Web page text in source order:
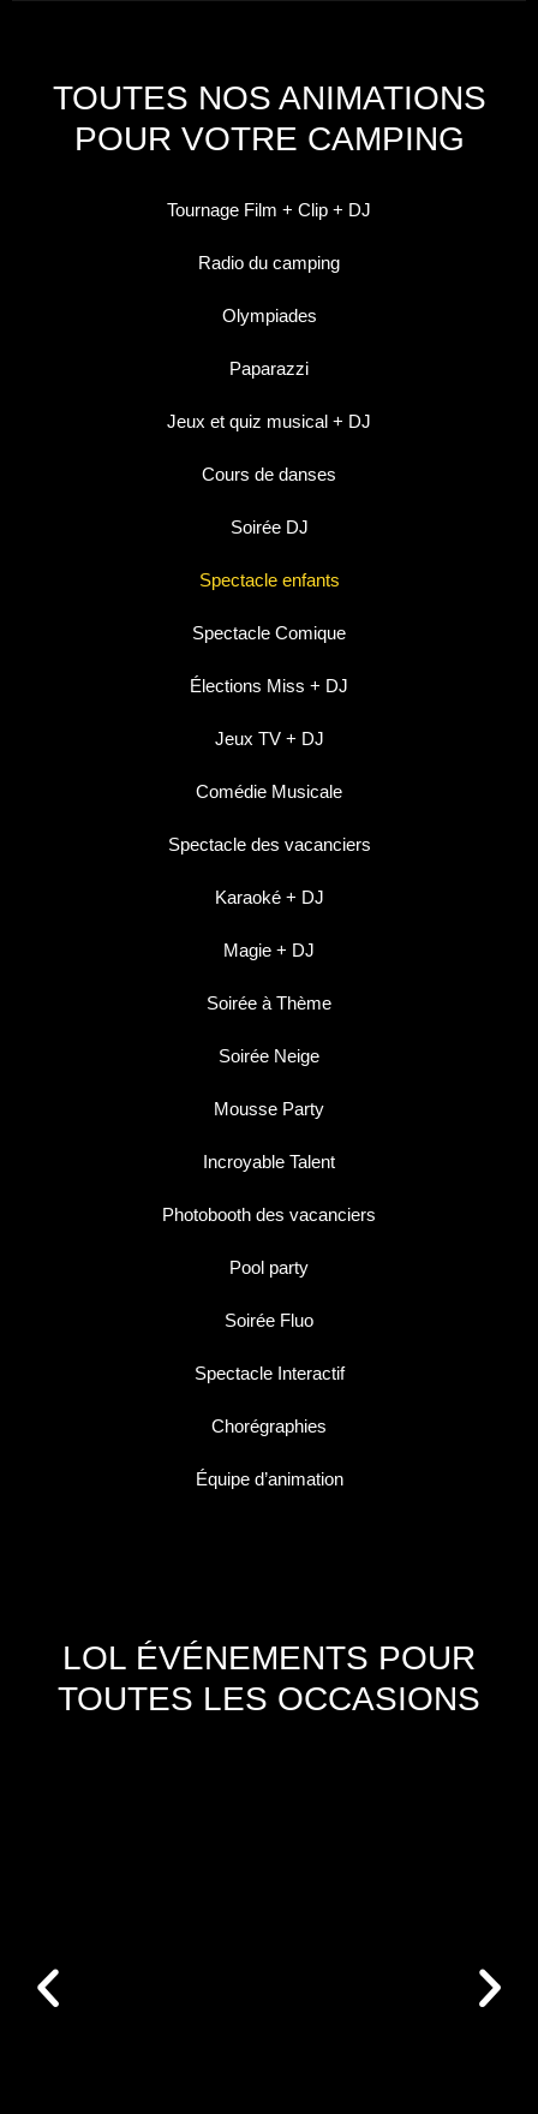
TOUTES NOS ANIMATIONS
POUR VOTRE CAMPING
Tournage Film + Clip + DJ
Radio du camping
Olympiades
Paparazzi
Jeux et quiz musical + DJ
Cours de danses
Soirée DJ
Spectacle enfants
Spectacle Comique
Élections Miss + DJ
Jeux TV + DJ
Comédie Musicale
Spectacle des vacanciers
Karaoké + DJ
Magie + DJ
Soirée à Thème
Soirée Neige
Mousse Party
Incroyable Talent
Photobooth des vacanciers
Pool party
Soirée Fluo
Spectacle Interactif
Chorégraphies
Équipe d’animation
LOL ÉVÉNEMENTS POUR
TOUTES LES OCCASIONS